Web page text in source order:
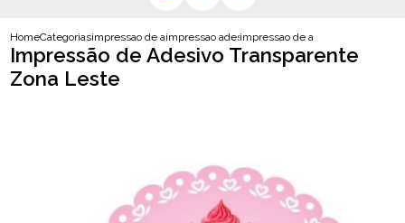
HomeCategoriasimpressao de adesivosimpressao adesivo perfurado
impressao de adesivo
Impressão de Adesivo Transparente
Zona Leste